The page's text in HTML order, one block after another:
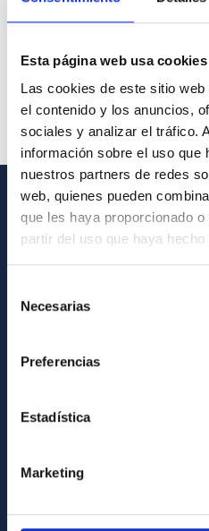
Esta página web usa cookies
Las cookies de este sitio
el contenido y los anuncios,
sociales y analizar el tráfico.
información sobre el uso que
nuestros partners de redes
web, quienes pueden
que les haya proporcionado
partir del uso que haya
Necesarias
Preferencias
Estadística
Marketing
INFORMACIÓN GENERAL
Directorio de personal
INFORMACIÓN INSTITUCIONAL